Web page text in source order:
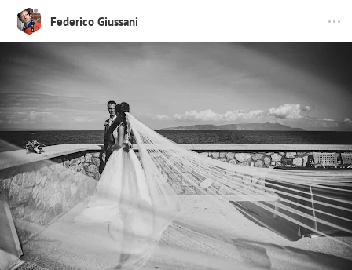
Federico Giussani